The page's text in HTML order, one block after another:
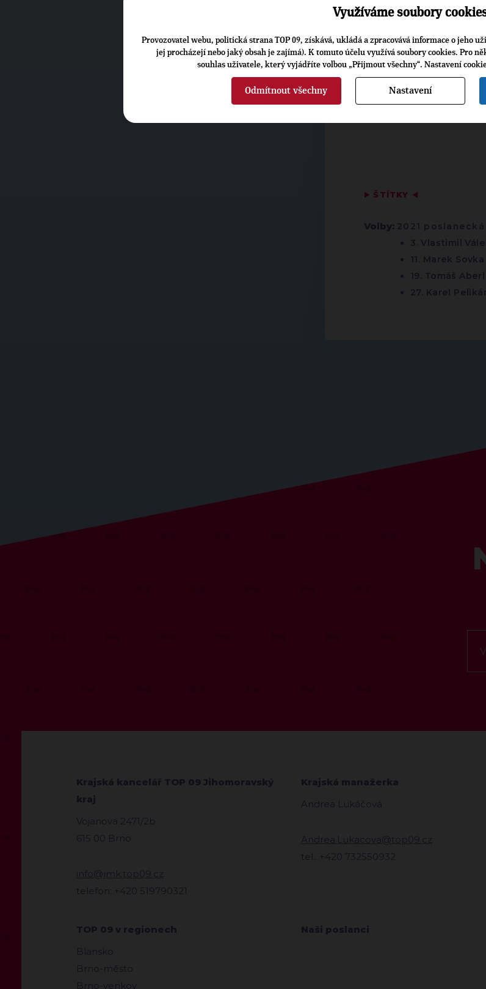
Cílem výzvy není, aby
rozpočty nejsou nijak
dlouhodobé stagnace, je
ANDREA LUKÁČOVÁ,
V BRNĚ DNE 23. ZÁŘÍ
▶ ŠTÍTKY ◀
Volby: 2021
3. Vlastimil
11. Marek Sovka
19. Tomáš Aberl
27. Karel
Krajská kancelář TOP 09 Jihomoravský
kraj
Vojanova 2471/2b
615 00 Brno
info@jmk.top09.cz
telefon: +420 519790321
Krajská manažerka
Andrea Lukáčová
Andrea.Lukacova@top09.cz
tel.: +420 732550932
TOP 09 v regionech
Blansko
Brno-město
Brno-venkov
Naši poslanci
Využíváme soubory
Provozovatel webu, politická strana TOP 09, získává, ukládá a zpracovává informace o jeho
jej procházejí nebo jaký obsah je zajímá). K tomuto účelu využívá soubory cookies. Pro
souhlas uživatele, který vyjádříte volbou „Přijmout všechny“. Nastavení
Odmítnout všechny Nastavení